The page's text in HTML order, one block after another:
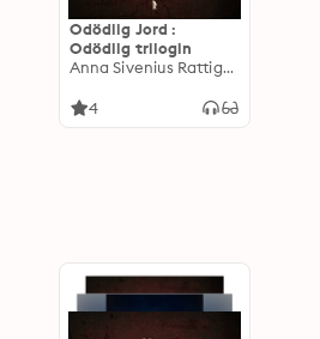
Odödlig Jord :
Odödlig trilogin
Anna Sivenius Rattigan
4